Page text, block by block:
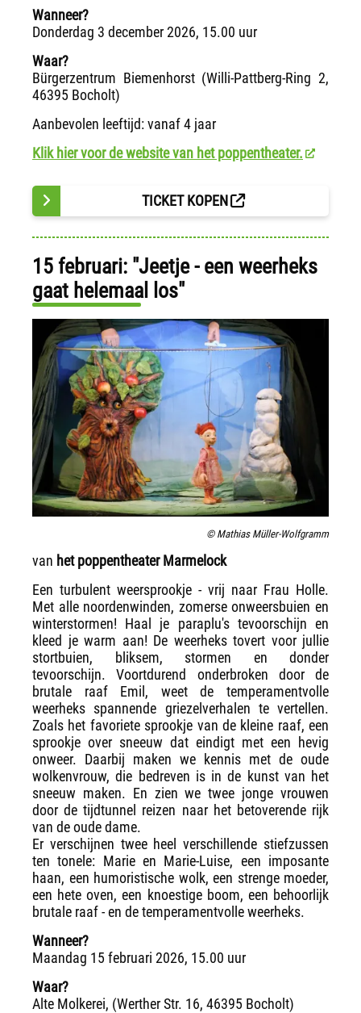
Wanneer?
Donderdag 3 december 2026, 15.00 uur
Waar?
Bürgerzentrum Biemenhorst (Willi-Pattberg-Ring 2,
46395 Bocholt)
Aanbevolen leeftijd: vanaf 4 jaar
Klik hier voor de website van het poppentheater.
TICKET KOPEN
15 februari: "Jeetje - een weerheks
gaat helemaal los"
© Mathias Müller-Wolfgramm
van het poppentheater Marmelock
Een turbulent weersprookje - vrij naar Frau Holle.
Met alle noordenwinden, zomerse onweersbuien en
winterstormen! Haal je paraplu's tevoorschijn en
kleed je warm aan! De weerheks tovert voor jullie
stortbuien, bliksem, stormen en donder
tevoorschijn. Voortdurend onderbroken door de
brutale raaf Emil, weet de temperamentvolle
weerheks spannende griezelverhalen te vertellen.
Zoals het favoriete sprookje van de kleine raaf, een
sprookje over sneeuw dat eindigt met een hevig
onweer. Daarbij maken we kennis met de oude
wolkenvrouw, die bedreven is in de kunst van het
sneeuw maken. En zien we twee jonge vrouwen
door de tijdtunnel reizen naar het betoverende rijk
van de oude dame.
Er verschijnen twee heel verschillende stiefzussen
ten tonele: Marie en Marie-Luise, een imposante
haan, een humoristische wolk, een strenge moeder,
een hete oven, een knoestige boom, een behoorlijk
brutale raaf - en de temperamentvolle weerheks.
Wanneer?
Maandag 15 februari 2026, 15.00 uur
Waar?
Alte Molkerei, (Werther Str. 16, 46395 Bocholt)